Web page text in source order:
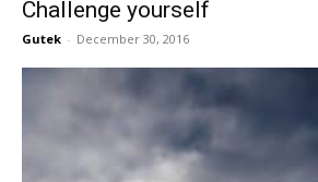
Challenge yourself
Gutek - December 30, 2016